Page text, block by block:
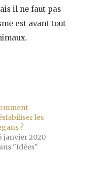
il ne faut pas
est avant tout
les
?
janvier 2020
"Idées"